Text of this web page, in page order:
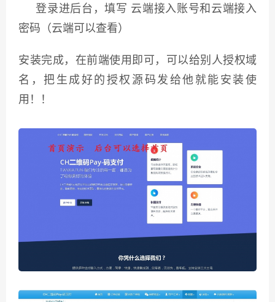
登录进后台，填写 云端接入账号和云端接入
密码（云端可以查看）
安装完成，在前端使用即可，可以给别人授权域
名，把生成好的授权源码发给他就能安装使
用！！